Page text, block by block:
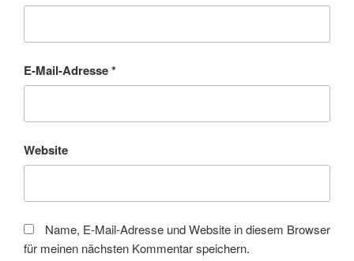
E-Mail-Adresse*
Website
Name, E-Mail-Adresse und Website in diesem Browser
für meinen nächsten Kommentar speichern.